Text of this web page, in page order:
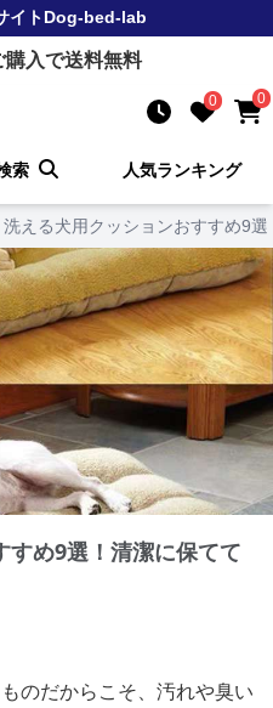
イトDog-bed-lab
購入で送料無料
0 0
索 人気ランキング
洗える犬用クッションおすすめ9
め9選！清潔に保てて
のだからこそ、汚れや臭い